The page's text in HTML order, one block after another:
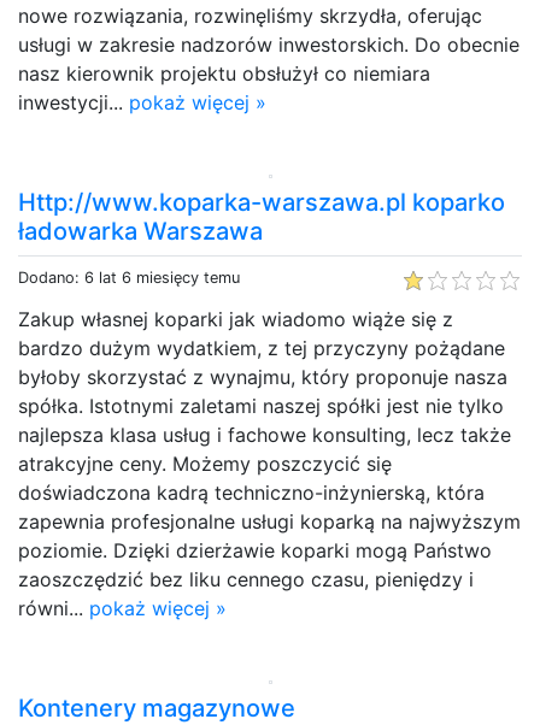
nowe rozwiązania, rozwinęliśmy skrzydła, oferując
usługi w zakresie nadzorów inwestorskich. Do obecnie
nasz kierownik projektu obsłużył co niemiara
inwestycji... pokaż więcej »
Http://www.koparka-warszawa.pl koparko
ładowarka Warszawa
Dodano: 6 lat 6 miesięcy temu
Zakup własnej koparki jak wiadomo wiąże się z
bardzo dużym wydatkiem, z tej przyczyny pożądane
byłoby skorzystać z wynajmu, który proponuje nasza
spółka. Istotnymi zaletami naszej spółki jest nie tylko
najlepsza klasa usług i fachowe konsulting, lecz także
atrakcyjne ceny. Możemy poszczycić się
doświadczona kadrą techniczno-inżynierską, która
zapewnia profesjonalne usługi koparką na najwyższym
poziomie. Dzięki dzierżawie koparki mogą Państwo
zaoszczędzić bez liku cennego czasu, pieniędzy i
równi... pokaż więcej »
Kontenery magazynowe